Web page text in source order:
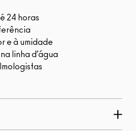
24 horas
e à umidade
linha d’água